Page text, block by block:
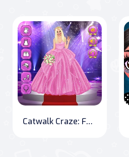
Catwalk Craze: Fashion Model Dress-Up